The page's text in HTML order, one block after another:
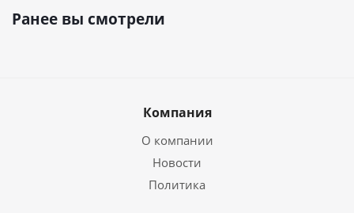
Ранее вы смотрели
Компания
О компании
Новости
Политика